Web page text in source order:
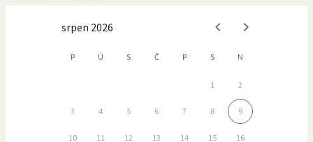
srpen 2026
P Ú S Č P S N
1 2
3 4 5 6 7 8 9
10 11 12 13 14 15 16